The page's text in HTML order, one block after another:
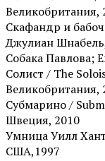
Великобритания,
Скафандр и
Джулиан
Собака Павлова;
Солист / The
Великобритания,
Субмарино /
Швеция, 2010
Умница Уилл
США,1997